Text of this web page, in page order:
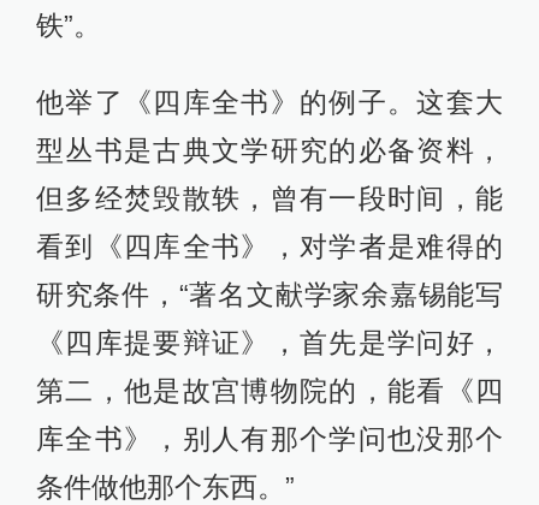
铁”。
他举了《四库全书》的例子。这套大
型丛书是古典文学研究的必备资料，
但多经焚毁散轶，曾有一段时间，能
看到《四库全书》，对学者是难得的
研究条件，“著名文献学家余嘉锡能写
《四库提要辩证》，首先是学问好，
第二，他是故宫博物院的，能看《四
库全书》，别人有那个学问也没那个
条件做他那个东西。”